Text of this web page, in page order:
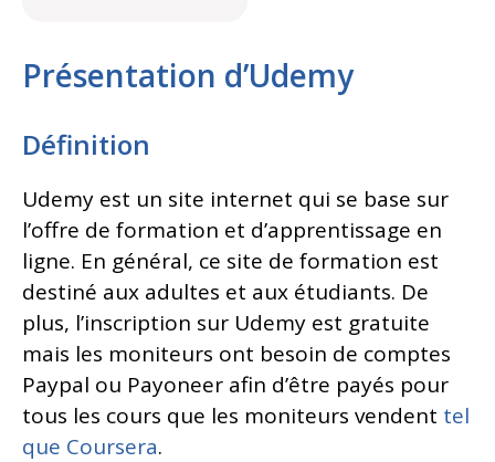
Présentation d’Udemy
Définition
Udemy est un site internet qui se base sur
l’offre de formation et d’apprentissage en
ligne. En général, ce site de formation est
destiné aux adultes et aux étudiants. De
plus, l’inscription sur Udemy est gratuite
mais les moniteurs ont besoin de comptes
Paypal ou Payoneer afin d’être payés pour
tous les cours que les moniteurs vendent tel
que Coursera.